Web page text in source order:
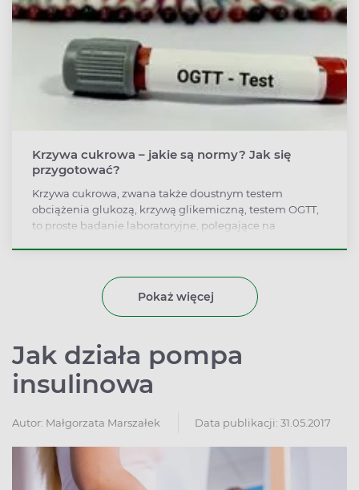
Krzywa cukrowa – jakie są normy? Jak się
przygotować?
Krzywa cukrowa, zwana także doustnym testem
obciążenia glukozą, krzywą glikemiczną, testem OGTT,
to proste badanie laboratoryjne, polegające na
cukrzycy ciążowej lub cukrzycy typu 2, by określić
poziom tolerancji glukozy. Jak się przygotować do
badania? Jakie są normy i jak interpretować wyniki
Pokaż więcej
Jak działa pompa
insulinowa
Autor: Małgorzata Marszałek Data publikacji: 31.05.2017